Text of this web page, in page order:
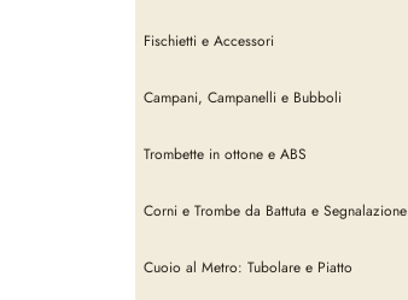
Fischietti e Accessori
Campani, Campanelli e Bubboli
Trombette in ottone e ABS
Corni e Trombe da Battuta e Segnalazione
Cuoio al Metro: Tubolare e Piatto